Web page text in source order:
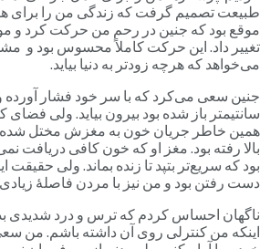
تصمیم گرفت که زندگی من را برای
بود که جنین در رحم من حرکت کرد و
داد. این حرکت کاملاً محسوس بود و
که هرچه زودتر به دنیا بیاید.
باز شده بود بیرون بیاید. ولی فضای
خاطر جریان خون به مغزش مختل
رفته بود. مغز او که خون کافی دریافت
که سریع‌تر بتپد تا زنده بماند. ولی حقیقت
رفتن بود و من نیز با مردن فاصلۀ زیادی
احساس کردم که ترس و درد شدیدی
من کنترلی روی آن داشته باشم. من